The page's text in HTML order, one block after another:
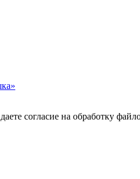
согласие на обработку